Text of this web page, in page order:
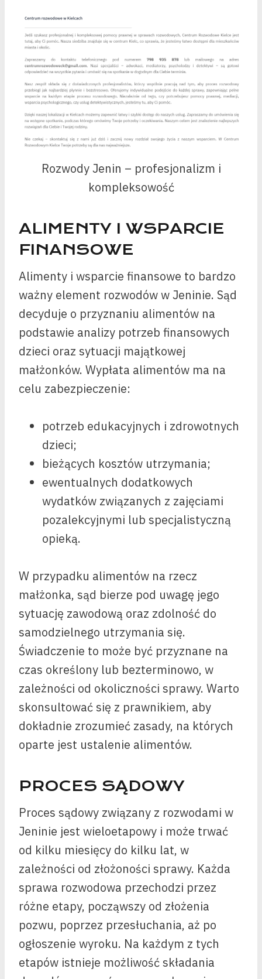
Rozwody Jenin – profesjonalizm i
kompleksowość
ALIMENTY I WSPARCIE
FINANSOWE
Alimenty i wsparcie finansowe to bardzo
ważny element rozwodów w Jeninie. Sąd
decyduje o przyznaniu alimentów na
podstawie analizy potrzeb finansowych
dzieci oraz sytuacji majątkowej
małżonków. Wypłata alimentów ma na
celu zabezpieczenie:
potrzeb edukacyjnych i zdrowotnych
dzieci;
bieżących kosztów utrzymania;
ewentualnych dodatkowych
wydatków związanych z zajęciami
pozalekcyjnymi lub specjalistyczną
opieką.
W przypadku alimentów na rzecz
małżonka, sąd bierze pod uwagę jego
sytuację zawodową oraz zdolność do
samodzielnego utrzymania się.
Świadczenie to może być przyznane na
czas określony lub bezterminowo, w
zależności od okoliczności sprawy. Warto
skonsultować się z prawnikiem, aby
dokładnie zrozumieć zasady, na których
oparte jest ustalenie alimentów.
PROCES SĄDOWY
Proces sądowy związany z rozwodami w
Jeninie jest wieloetapowy i może trwać
od kilku miesięcy do kilku lat, w
zależności od złożoności sprawy. Każda
sprawa rozwodowa przechodzi przez
różne etapy, począwszy od złożenia
pozwu, poprzez przesłuchania, aż po
ogłoszenie wyroku. Na każdym z tych
etapów istnieje możliwość składania